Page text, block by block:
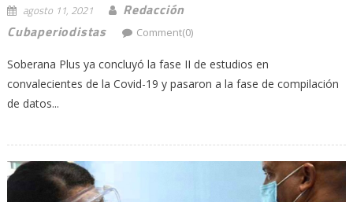
agosto 11, 2021
Redacción
Cubaperiodistas
Comment(0)
Soberana Plus ya concluyó la fase II de estudios en
convalecientes de la Covid-19 y pasaron a la fase de compilación
de datos...